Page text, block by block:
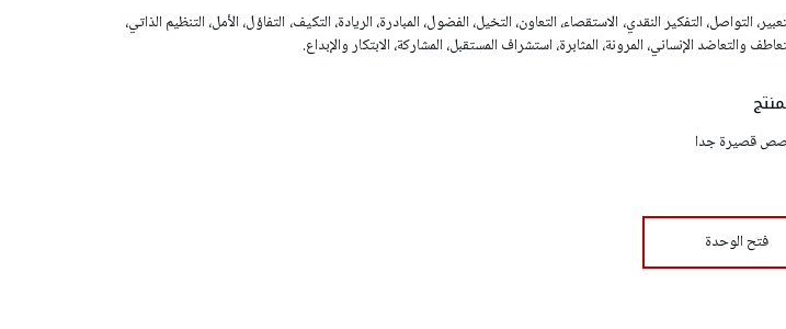
التواصل، التفكير النقدي، الاستقصاء، التعاون، التخيل، الفضول، المبادرة، الريادة، التكيف، التفاؤل، الأمل، التنظيم الذاتي،
والتعاضد الإنساني، المرونة، المثابرة، استشراف المستقبل، المشاركة، الابتكار والإبداع.
قصيرة جدا
فتح الوحدة